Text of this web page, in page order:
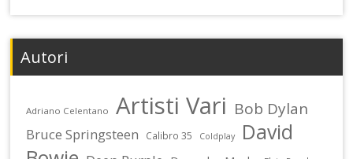
Autori
Adriano Celentano Artisti Vari Bob Dylan
Bruce Springsteen Calibro 35 Coldplay
David